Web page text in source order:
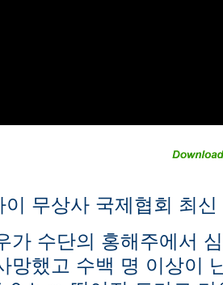
이 무상사 국제협회 최
가 수단의 홍해주에서
망했고 수백 명 이상이